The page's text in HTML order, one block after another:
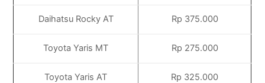
Daihatsu Rocky AT Rp 375.000
Toyota Yaris MT Rp 275.000
Toyota Yaris AT Rp 325.000